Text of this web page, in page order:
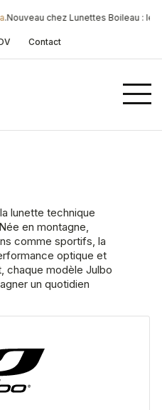
chez Lunettes Boileau : les
Contact
lunette technique
en montagne,
comme sportifs, la
optique et
chaque modèle Julbo
un quotidien